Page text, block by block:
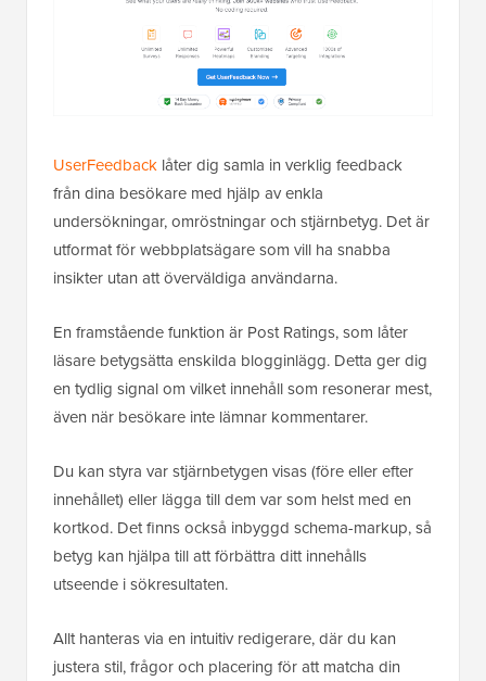
UserFeedback låter dig samla in verklig feedback
från dina besökare med hjälp av enkla
undersökningar, omröstningar och stjärnbetyg. Det är
utformat för webbplatsägare som vill ha snabba
insikter utan att överväldiga användarna.
En framstående funktion är Post Ratings, som låter
läsare betygsätta enskilda blogginlägg. Detta ger dig
en tydlig signal om vilket innehåll som resonerar mest,
även när besökare inte lämnar kommentarer.
Du kan styra var stjärnbetygen visas (före eller efter
innehållet) eller lägga till dem var som helst med en
kortkod. Det finns också inbyggd schema-markup, så
betyg kan hjälpa till att förbättra ditt innehålls
utseende i sökresultaten.
Allt hanteras via en intuitiv redigerare, där du kan
justera stil, frågor och placering för att matcha din